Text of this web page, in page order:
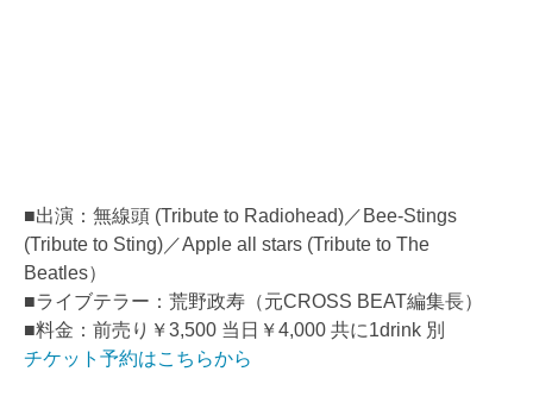
■出演：無線頭 (Tribute to Radiohead)／Bee-Stings
(Tribute to Sting)／Apple all stars (Tribute to The
Beatles）
■ライブテラー：荒野政寿（元CROSS BEAT編集長）
■料金：前売り￥3,500 当日￥4,000 共に1drink 別
チケット予約はこちらから